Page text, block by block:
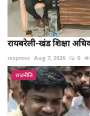
रायबरेली-खंड शिक्षा
rexpress Aug 7, 2026 0
राजनीति